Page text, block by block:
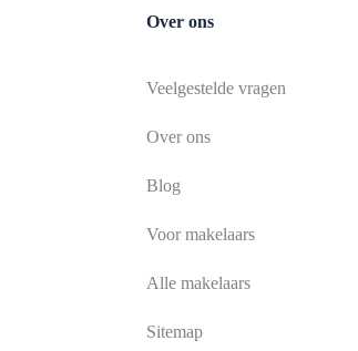
Over ons
Veelgestelde vragen
Over ons
Blog
Voor makelaars
Alle makelaars
Sitemap